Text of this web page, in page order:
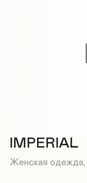
IMPERIAL
Женская одежда,